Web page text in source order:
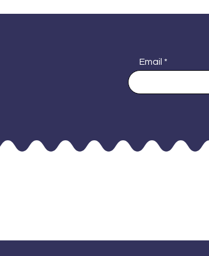
Email